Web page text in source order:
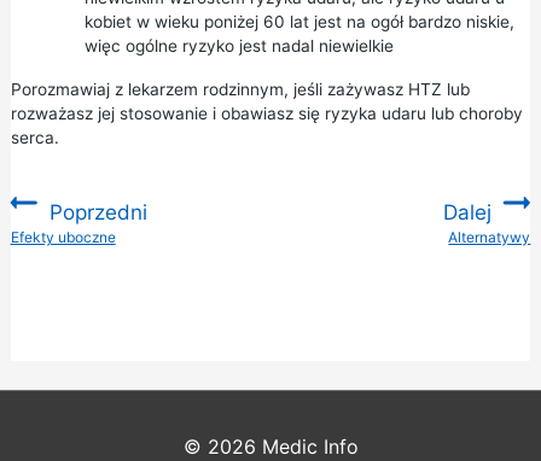
kobiet w wieku poniżej 60 lat jest na ogół bardzo niskie,
więc ogólne ryzyko jest nadal niewielkie
Porozmawiaj z lekarzem rodzinnym, jeśli zażywasz HTZ lub
rozważasz jej stosowanie i obawiasz się ryzyka udaru lub choroby
serca.
Poprzedni
:Efekty uboczne
Dalej
Alternatywy
© 2026 Medic Info